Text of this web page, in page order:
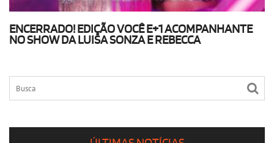
ENCERRADO! EDIÇÃO VOCÊ E+1 ACOMPANHANTE
NO SHOW DA LUISA SONZA E REBECCA